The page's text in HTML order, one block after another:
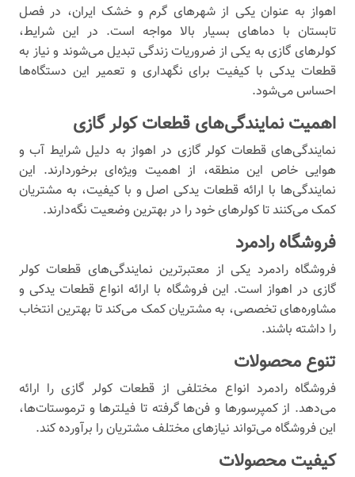
اهواز به عنوان یکی از شهرهای گرم و خشک ایران، در فصل
تابستان با دماهای بسیار بالا مواجه است. در این شرایط،
کولرهای گازی به یکی از ضروریات زندگی تبدیل می‌شوند و نیاز به
قطعات یدکی با کیفیت برای نگهداری و تعمیر این دستگاه‌ها
احساس می‌شود.
اهمیت نمایندگی‌های قطعات کولر گازی
نمایندگی‌های قطعات کولر گازی در اهواز به دلیل شرایط آب و
هوایی خاص این منطقه، از اهمیت ویژه‌ای برخوردارند. این
نمایندگی‌ها با ارائه قطعات یدکی اصل و با کیفیت، به مشتریان
کمک می‌کنند تا کولرهای خود را در بهترین وضعیت نگه‌دارند.
فروشگاه رادمرد
فروشگاه رادمرد یکی از معتبرترین نمایندگی‌های قطعات کولر
گازی در اهواز است. این فروشگاه با ارائه انواع قطعات یدکی و
مشاوره‌های تخصصی، به مشتریان کمک می‌کند تا بهترین انتخاب
را داشته باشند.
تنوع محصولات
فروشگاه رادمرد انواع مختلفی از قطعات کولر گازی را ارائه
می‌دهد. از کمپرسورها و فن‌ها گرفته تا فیلترها و ترموستات‌ها،
این فروشگاه می‌تواند نیازهای مختلف مشتریان را برآورده کند.
کیفیت محصولات